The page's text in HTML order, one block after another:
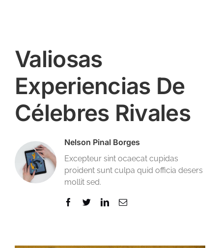
Valiosas
Experiencias De
Célebres Rivales
Nelson Pinal Borges
Excepteur sint ocaecat cupidas
proident sunt culpa quid officia desers
mollit sed.